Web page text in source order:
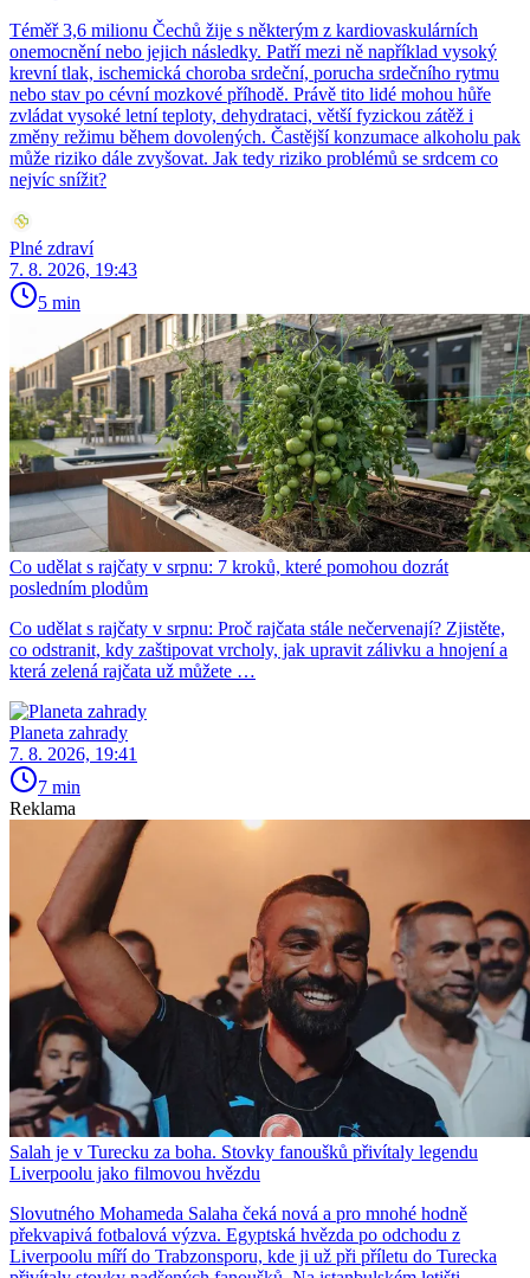
Téměř 3,6 milionu Čechů žije s některým z kardiovaskulárních
onemocnění nebo jejich následky. Patří mezi ně například vysoký
krevní tlak, ischemická choroba srdeční, porucha srdečního rytmu
nebo stav po cévní mozkové příhodě. Právě tito lidé mohou hůře
zvládat vysoké letní teploty, dehydrataci, větší fyzickou zátěž i
změny režimu během dovolených. Častější konzumace alkoholu pak
může riziko dále zvyšovat. Jak tedy riziko problémů se srdcem co
nejvíc snížit?
Plné zdraví
7. 8. 2026, 19:43
5 min
Co udělat s rajčaty v srpnu: 7 kroků, které pomohou dozrát
posledním plodům
Co udělat s rajčaty v srpnu: Proč rajčata stále nečervenají? Zjistěte,
co odstranit, kdy zaštipovat vrcholy, jak upravit zálivku a hnojení a
která zelená rajčata už můžete …
Planeta zahrady
7. 8. 2026, 19:41
7 min
Reklama
Salah je v Turecku za boha. Stovky fanoušků přivítaly legendu
Liverpoolu jako filmovou hvězdu
Slovutného Mohameda Salaha čeká nová a pro mnohé hodně
překvapivá fotbalová výzva. Egyptská hvězda po odchodu z
Liverpoolu míří do Trabzonsporu, kde ji už při příletu do Turecka